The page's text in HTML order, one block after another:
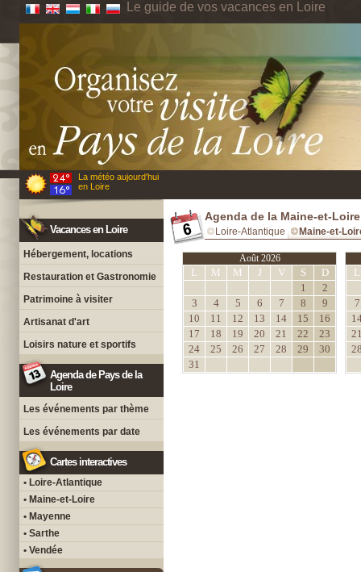
Le guide de vos vacances en Loire
La météo aujourd'hui
en Loire
Vacances en Loire
Hébergement, locations
Restauration et Gastronomie
Patrimoine à visiter
Artisanat d'art
Loisirs nature et sportifs
Agenda de Pays de la
Loire
Les événements par thème
Les événements par date
Cartes interactives
• Loire-Atlantique
• Maine-et-Loire
• Mayenne
• Sarthe
• Vendée
Agenda de la Maine-et-Loire
Loire-Atlantique Maine-et-
Août 2026
L M M J V S
D
1
2
3
4 5 6 7 8
9
10
11 12 13 14 15
16
17
18 19 20 21 22
23
24
25 26 27 28 29
30
31
L
7